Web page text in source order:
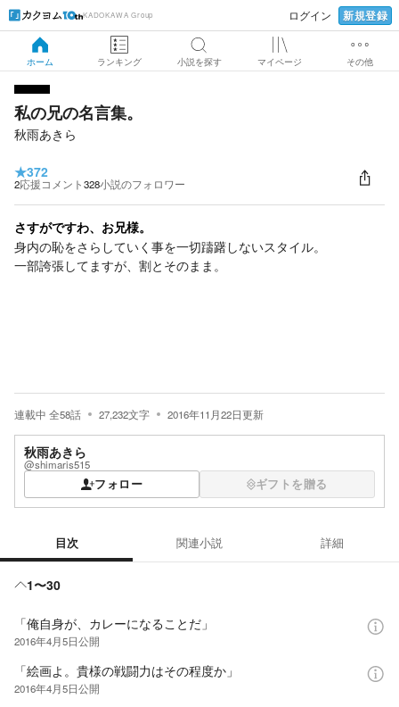
KADOKAWA Group ログイン 新規登録
ホーム ランキング 小説を探す マイページ その他
私の兄の名言集。
秋雨あきら
★372
2応援コメント328小説のフォロワー
さすがですわ、お兄様。
身内の恥をさらしていく事を一切躊躇しないスタイル。
一部誇張してますが、割とそのまま。
連載中 全58話 27,232文字 2016年11月22日更新
秋雨あきら
@shimaris515
フォロー ギフトを贈る
目次 関連小説 詳細
1〜30
「俺自身が、カレーになることだ」
2016年4月5日公開
「絵画よ。貴様の戦闘力はその程度か」
2016年4月5日公開